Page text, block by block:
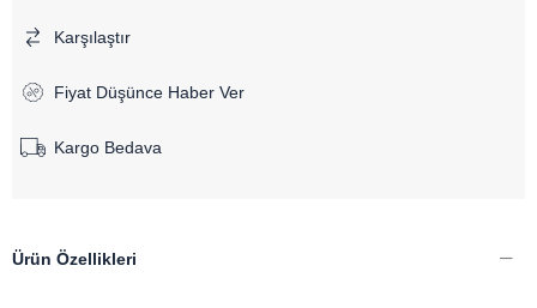
Karşılaştır
Fiyat Düşünce Haber Ver
Kargo Bedava
Ürün Özellikleri